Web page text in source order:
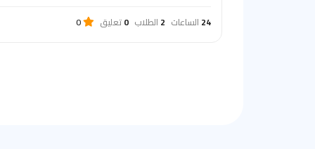
24 الساعات 2 الطلاب 0تعليق 0